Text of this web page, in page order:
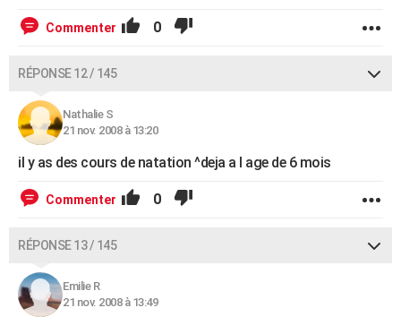
Commenter 0
RÉPONSE 12 / 145
Nathalie S
21 nov. 2008 à 13:20
il y as des cours de natation ^deja a l age de 6 mois
Commenter 0
RÉPONSE 13 / 145
Emilie R
21 nov. 2008 à 13:49